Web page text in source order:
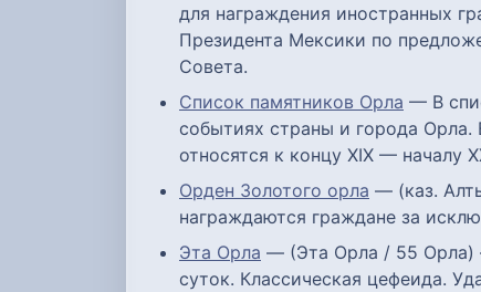
для награждения иностранных
Президента Мексики по
Совета.
Список памятников Орла — В
событиях страны и города
относятся к концу XIX — началу
Орден Золотого орла — (каз.
награждаются граждане за
Эта Орла — (Эта Орла / 55 Орла)
суток. Классическая цефеида.